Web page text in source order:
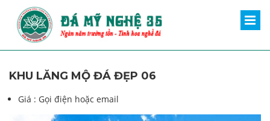
KHU LĂNG MỘ ĐÁ ĐẸP 06
Giá : Gọi điện hoặc email